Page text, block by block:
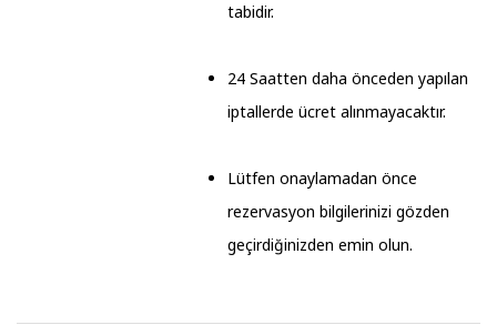
tabidir.
24 Saatten daha önceden yapılan
iptallerde ücret alınmayacaktır.
Lütfen onaylamadan önce
rezervasyon bilgilerinizi gözden
geçirdiğinizden emin olun.